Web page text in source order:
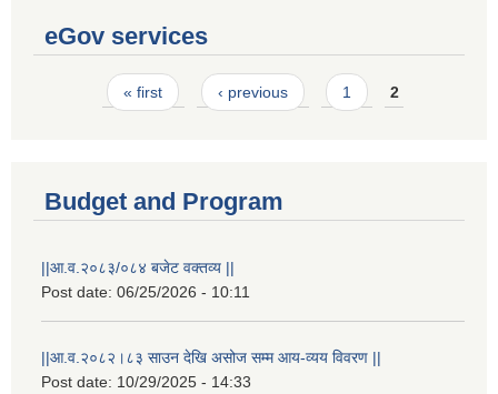
eGov services
Pages« first ‹ previous 1 2
Budget and Program
||आ.व.२०८३/०८४ बजेट वक्तव्य ||
Post date: 06/25/2026 - 10:11
||आ.व.२०८२।८३ साउन देखि असोज सम्म आय-व्यय विवरण ||
Post date: 10/29/2025 - 14:33